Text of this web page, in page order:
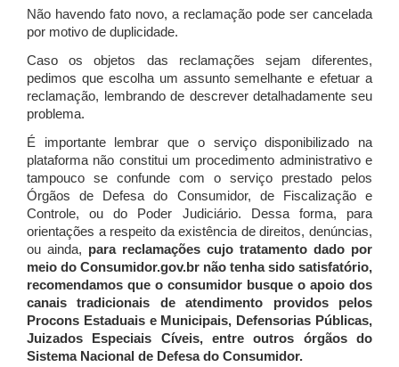
Não havendo fato novo, a reclamação pode ser cancelada
por motivo de duplicidade.
Caso os objetos das reclamações sejam diferentes,
pedimos que escolha um assunto semelhante e efetuar a
reclamação, lembrando de descrever detalhadamente seu
problema.
É importante lembrar que o serviço disponibilizado na
plataforma não constitui um procedimento administrativo e
tampouco se confunde com o serviço prestado pelos
Órgãos de Defesa do Consumidor, de Fiscalização e
Controle, ou do Poder Judiciário. Dessa forma, para
orientações a respeito da existência de direitos, denúncias,
ou ainda, para reclamações cujo tratamento dado por
meio do Consumidor.gov.br não tenha sido satisfatório,
recomendamos que o consumidor busque o apoio dos
canais tradicionais de atendimento providos pelos
Procons Estaduais e Municipais, Defensorias Públicas,
Juizados Especiais Cíveis, entre outros órgãos do
Sistema Nacional de Defesa do Consumidor.